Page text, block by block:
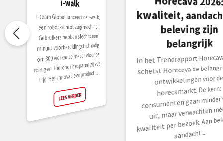
i-walk
i-team Global lanceert de i-walk,
een robot-schrobzuigmachine.
Gebruikers hebben slechts één
minuut voorbereidingstijd nodig
om 300 vierkante meter vloer te
reinigen. Hierdoor besparen zij veel
tijd. Het innovatieve product,...
LEES VERDER
beleving zijn
belangrijk
In het Trendrapport
schetst Horecava de
ontwikkelingen voor de
horecamarkt. De kern:
consumenten gaan minder
uit, maar verwachten
kwaliteit per bezoek. Aan
aandacht...